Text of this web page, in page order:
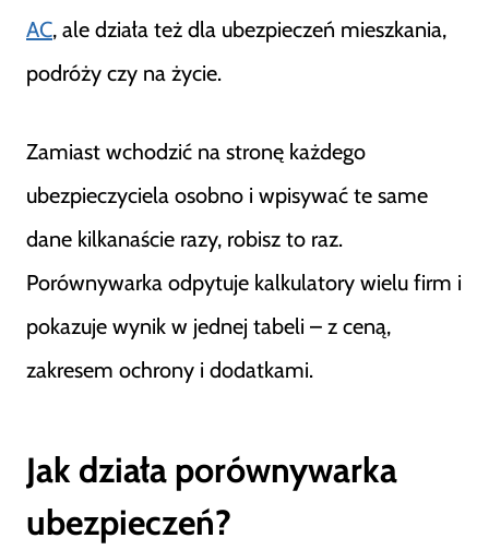
AC, ale działa też dla ubezpieczeń mieszkania,
podróży czy na życie.
Zamiast wchodzić na stronę każdego
ubezpieczyciela osobno i wpisywać te same
dane kilkanaście razy, robisz to raz.
Porównywarka odpytuje kalkulatory wielu firm i
pokazuje wynik w jednej tabeli – z ceną,
zakresem ochrony i dodatkami.
Jak działa porównywarka
ubezpieczeń?